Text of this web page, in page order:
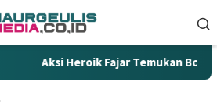
Aksi Heroik Fajar Temukan Bocah